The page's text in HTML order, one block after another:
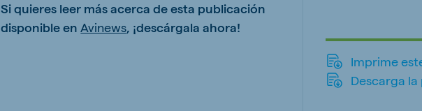
Imprime
Descarga
Si quieres leer más acerca de esta publicación
disponible enAvinews, ¡descárgala ahora!